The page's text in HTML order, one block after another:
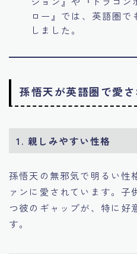
ロー』では、英語圏
しました。
孫悟天が英語圏で愛
1. 親しみやすい性格
孫悟天の無邪気で明るい性
ァンに愛されています。
つ彼のギャップが、特に好
す。